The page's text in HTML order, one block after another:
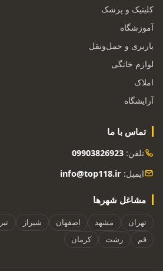
کلینیک و پزشک
آموزشگاه
باربری و حمل‌ونقل
لوازم خانگی
املاک
آرایشگاه
تماس با ما
تلفن:09903826923
ایمیل: info@top118.ir
مشاغل شهرها
تهران مشهد اصفهان شیراز تبریز
قم
رشت کرمان